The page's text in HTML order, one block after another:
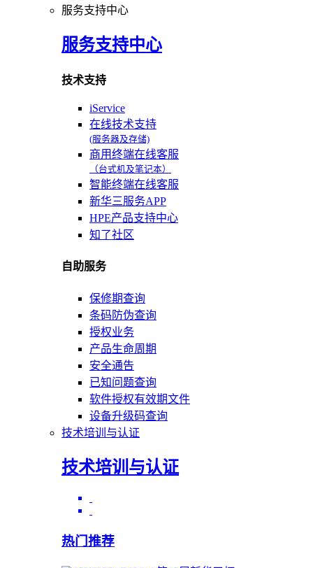
服务支持中心
服务支持中心
技术支持
iService
在线技术支持
(服务器及存储)
商用终端在线客服
（台式机及笔记本）
智能终端在线客服
新华三服务APP
HPE产品支持中心
知了社区
自助服务
保修期查询
条码防伪查询
授权业务
产品生命周期
安全通告
已知问题查询
软件授权有效期文件
设备升级码查询
技术培训与认证
技术培训与认证
热门推荐